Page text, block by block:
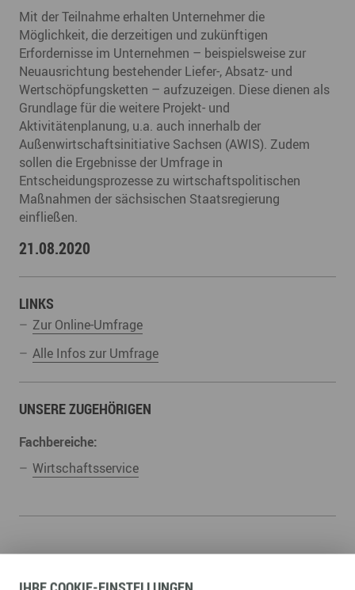
Mit der Teilnahme erhalten Unternehmer die
Möglichkeit, die derzeitigen und zukünftigen
Erfordernisse im Unternehmen – beispielsweise zur
Neuausrichtung bestehender Liefer-, Absatz- und
Wertschöpfungsketten – aufzuzeigen. Diese dienen als
Grundlage für die weitere Projekt- und
Aktivitätenplanung, u.a. auch innerhalb der
Außenwirtschaftsinitiative Sachsen (AWIS). Zudem
sollen die Ergebnisse der Umfrage in
Entscheidungsprozesse zu wirtschaftspolitischen
Maßnahmen der sächsischen Staatsregierung
einfließen.
21.08.2020
LINKS
Zur Online-Umfrage
Alle Infos zur Umfrage
UNSERE ZUGEHÖRIGEN
Fachbereiche:
Wirtschaftsservice